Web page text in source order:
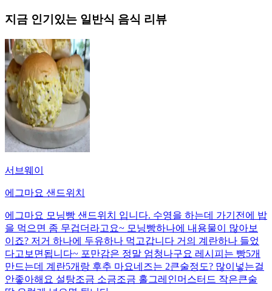
지금 인기있는 일반식 음식 리뷰
서브웨이
에그마요 샌드위치
에그마요 모닝빵 샌드위치 입니다. 수영을 하는데 가기전에 밥
을 먹으면 좀 무겁더라고요~ 모닝빵하나에 내용물이 많아보
이죠? 저거 하나에 두유하나 먹고갑니다 거의 계란하나 들었
다고보면됩니다~ 포만감은 정말 엄청나구요 레시피는 빵5개
만드는데 계란5개랑 후추 마요네즈는 2큰술정도? 많이넣는걸
안좋아해요 설탕조금 소금조금 홀그레인머스터드 작은큰술